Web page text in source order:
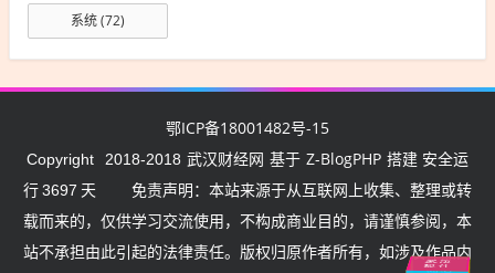
系统(72)
鄂ICP备18001482号-15
Copyright 2018-2018 武汉财经网 基于 Z-BlogPHP 搭建 安全运
行3697 天
免责声明：本站来源于从互联网上收集、整理或转
载而来的，仅供学习交流使用，不构成商业目的，请谨慎参阅，本
站不承担由此引起的法律责任。版权归原作者所有，如涉及作品内
武
汉挺
住